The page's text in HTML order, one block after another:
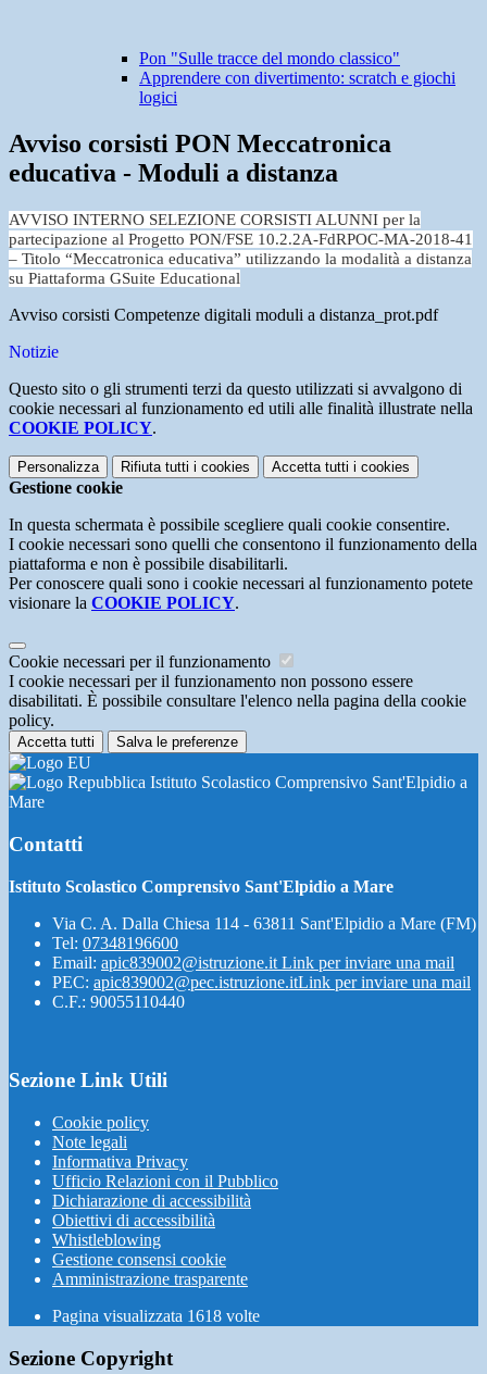
Pon "Sulle tracce del mondo classico"
Apprendere con divertimento: scratch e giochi
logici
Avviso corsisti PON Meccatronica
educativa - Moduli a distanza
AVVISO INTERNO SELEZIONE CORSISTI ALUNNI per la
partecipazione al Progetto PON/FSE 10.2.2A-FdRPOC-MA-2018-41
– Titolo “Meccatronica educativa” utilizzando la modalità a distanza
su Piattaforma GSuite Educational
Avviso corsisti Competenze digitali moduli a distanza_prot.pdf
Notizie
Questo sito o gli strumenti terzi da questo utilizzati si avvalgono di
cookie necessari al funzionamento ed utili alle finalità illustrate nella
COOKIE POLICY.
Personalizza Rifiuta tutti i cookies Accetta tutti i cookies
Gestione cookie
In questa schermata è possibile scegliere quali cookie consentire.
I cookie necessari sono quelli che consentono il funzionamento della
piattaforma e non è possibile disabilitarli.
Per conoscere quali sono i cookie necessari al funzionamento potete
visionare la COOKIE POLICY.
Cookie necessari per il funzionamento
I cookie necessari per il funzionamento non possono essere
disabilitati. È possibile consultare l'elenco nella pagina della cookie
policy.
Accetta tutti Salva le preferenze
Istituto Scolastico Comprensivo Sant'Elpidio a
Mare
Contatti
Istituto Scolastico Comprensivo Sant'Elpidio a Mare
Via C. A. Dalla Chiesa 114 - 63811 Sant'Elpidio a Mare (FM)
Tel: 07348196600
Email: apic839002@istruzione.it Link per inviare una mail
PEC: apic839002@pec.istruzione.itLink per inviare una mail
C.F.: 90055110440
Sezione Link Utili
Cookie policy
Note legali
Informativa Privacy
Ufficio Relazioni con il Pubblico
Dichiarazione di accessibilità
Obiettivi di accessibilità
Whistleblowing
Gestione consensi cookie
Amministrazione trasparente
Pagina visualizzata 1618 volte
Sezione Copyright